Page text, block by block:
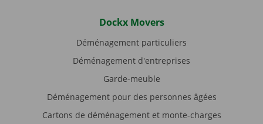
Dockx Movers
Déménagement particuliers
Déménagement d'entreprises
Garde-meuble
Déménagement pour des personnes âgées
Cartons de déménagement et monte-charges